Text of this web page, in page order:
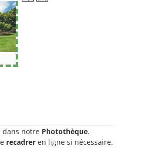
dans notre Photothèque.
recadreren ligne si nécessaire.